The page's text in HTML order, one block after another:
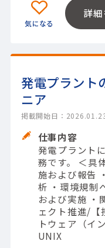
詳
発電プラント
ニア
掲載開始日：
仕事内容
発電プラント
務です。 ＜具
施および報告
析 ・環境規制
および実施 ・
ェクト推進/【
トウェア（イ
UNIX